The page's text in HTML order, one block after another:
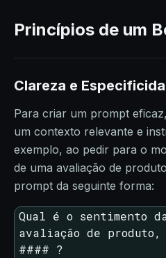
Princípios de um
Clareza e
Para criar um prompt
um contexto relevante e
exemplo, ao pedir para o
de uma avaliação de
prompt da seguinte forma:
Qual é o sentimento
avaliação de
#### ?